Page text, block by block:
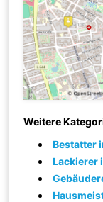
Weitere
Bestatter
Lackierer